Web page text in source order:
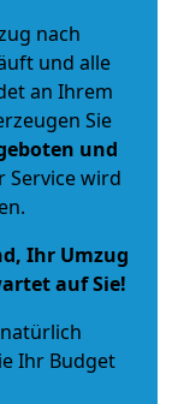
nach
und alle
an Ihrem
Sie
und
Service wird
Ihr Umzug
auf Sie!
Ihr Budget